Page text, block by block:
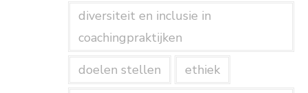
diversiteit en inclusie in
coachingpraktijken
doelen stellen
ethiek